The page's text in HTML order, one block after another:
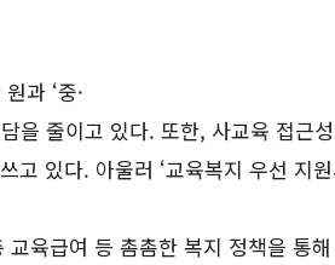
과 ‘중·
을 줄이고 있다. 또한, 사교육 접근
있다. 아울러 ‘교육복지 우선 지
육급여 등 촘촘한 복지 정책을 통